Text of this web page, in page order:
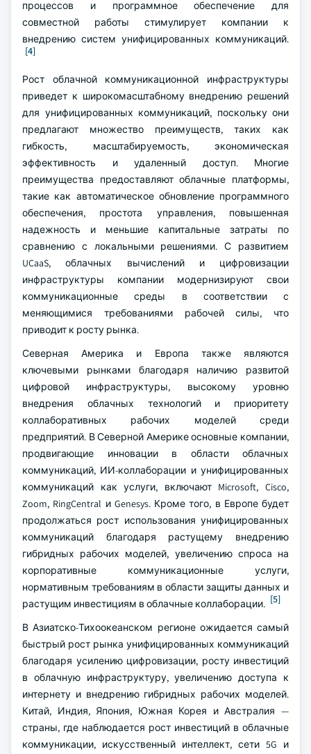
процессов и программное обеспечение для
совместной работы стимулирует компании к
внедрению систем унифицированных коммуникаций.
[4]
Рост облачной коммуникационной инфраструктуры
приведет к широкомасштабному внедрению решений
для унифицированных коммуникаций, поскольку они
предлагают множество преимуществ, таких как
гибкость, масштабируемость, экономическая
эффективность и удаленный доступ. Многие
преимущества предоставляют облачные платформы,
такие как автоматическое обновление программного
обеспечения, простота управления, повышенная
надежность и меньшие капитальные затраты по
сравнению с локальными решениями. С развитием
UCaaS, облачных вычислений и цифровизации
инфраструктуры компании модернизируют свои
коммуникационные среды в соответствии с
меняющимися требованиями рабочей силы, что
приводит к росту рынка.
Северная Америка и Европа также являются
ключевыми рынками благодаря наличию развитой
цифровой инфраструктуры, высокому уровню
внедрения облачных технологий и приоритету
коллаборативных рабочих моделей среди
предприятий. В Северной Америке основные компании,
продвигающие инновации в области облачных
коммуникаций, ИИ-коллаборации и унифицированных
коммуникаций как услуги, включают Microsoft, Cisco,
Zoom, RingCentral и Genesys. Кроме того, в Европе будет
продолжаться рост использования унифицированных
коммуникаций благодаря растущему внедрению
гибридных рабочих моделей, увеличению спроса на
корпоративные коммуникационные услуги,
нормативным требованиям в области защиты данных и
растущим инвестициям в облачные коллаборации. [5]
В Азиатско-Тихоокеанском регионе ожидается самый
быстрый рост рынка унифицированных коммуникаций
благодаря усилению цифровизации, росту инвестиций
в облачную инфраструктуру, увеличению доступа к
интернету и внедрению гибридных рабочих моделей.
Китай, Индия, Япония, Южная Корея и Австралия —
страны, где наблюдается рост инвестиций в облачные
коммуникации, искусственный интеллект, сети 5G и